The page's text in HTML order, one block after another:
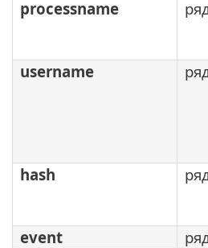
processname
username
hash
event